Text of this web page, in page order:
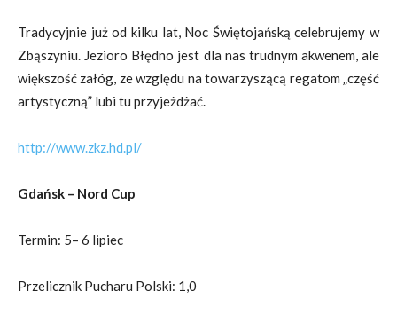
Tradycyjnie już od kilku lat, Noc Świętojańską celebrujemy w
Zbąszyniu. Jezioro Błędno jest dla nas trudnym akwenem, ale
większość załóg, ze względu na towarzyszącą regatom „część
artystyczną” lubi tu przyjeżdżać.
http://www.zkz.hd.pl/
Gdańsk – Nord Cup
Termin: 5– 6 lipiec
Przelicznik Pucharu Polski: 1,0